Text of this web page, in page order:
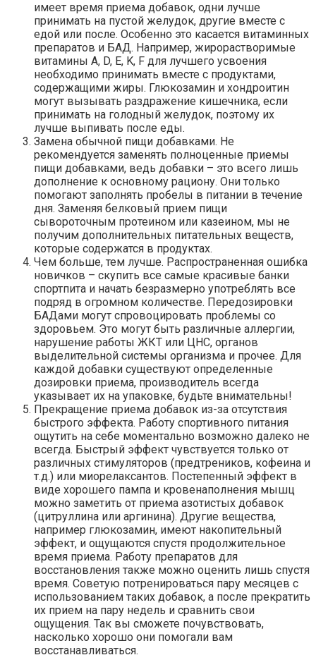
имеет время приема добавок, одни лучше
принимать на пустой желудок, другие вместе с
едой или после. Особенно это касается витаминных
препаратов и БАД. Например, жирорастворимые
витамины A, D, E, K, F для лучшего усвоения
необходимо принимать вместе с продуктами,
содержащими жиры. Глюкозамин и хондроитин
могут вызывать раздражение кишечника, если
принимать на голодный желудок, поэтому их
лучше выпивать после еды.
Замена обычной пищи добавками. Не
рекомендуется заменять полноценные приемы
пищи добавками, ведь добавки – это всего лишь
дополнение к основному рациону. Они только
помогают заполнять пробелы в питании в течение
дня. Заменяя белковый прием пищи
сывороточным протеином или казеином, мы не
получим дополнительных питательных веществ,
которые содержатся в продуктах.
Чем больше, тем лучше. Распространенная ошибка
новичков – скупить все самые красивые банки
спортпита и начать безразмерно употреблять все
подряд в огромном количестве. Передозировки
БАДами могут спровоцировать проблемы со
здоровьем. Это могут быть различные аллергии,
нарушение работы ЖКТ или ЦНС, органов
выделительной системы организма и прочее. Для
каждой добавки существуют определенные
дозировки приема, производитель всегда
указывает их на упаковке, будьте внимательны!
Прекращение приема добавок из-за отсутствия
быстрого эффекта. Работу спортивного питания
ощутить на себе моментально возможно далеко не
всегда. Быстрый эффект чувствуется только от
различных стимуляторов (предтреников, кофеина и
т.д.) или миорелаксантов. Постепенный эффект в
виде хорошего пампа и кровенаполнения мышц
можно заметить от приема азотистых добавок
(цитруллина или аргинина). Другие вещества,
например глюкозамин, имеют накопительный
эффект, и ощущаются спустя продолжительное
время приема. Работу препаратов для
восстановления также можно оценить лишь спустя
время. Советую потренироваться пару месяцев с
использованием таких добавок, а после прекратить
их прием на пару недель и сравнить свои
ощущения. Так вы сможете почувствовать,
насколько хорошо они помогали вам
восстанавливаться.